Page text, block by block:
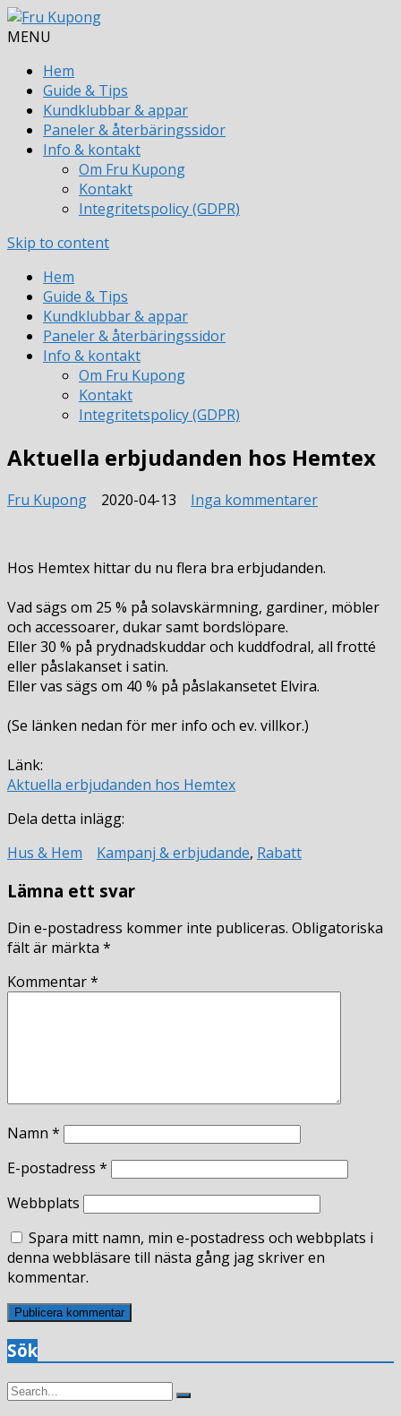
MENU
Hem
Guide & Tips
Kundklubbar & appar
Paneler & återbäringssidor
Info & kontakt
Om Fru Kupong
Kontakt
Integritetspolicy (GDPR)
Skip to content
Hem
Guide & Tips
Kundklubbar & appar
Paneler & återbäringssidor
Info & kontakt
Om Fru Kupong
Kontakt
Integritetspolicy (GDPR)
Aktuella erbjudanden hos Hemtex
Fru Kupong 2020-04-13 Inga kommentarertill
Hemtex
Hos Hemtex hittar du nu flera bra erbjudanden.
Vad sägs om 25 % på solavskärmning, gardiner, möbler
och accessoarer, dukar samt bordslöpare.
Eller 30 % på prydnadskuddar och kuddfodral, all frotté
eller påslakanset i satin.
Eller vas sägs om 40 % på påslakansetet Elvira.
(Se länken nedan för mer info och ev. villkor.)
Länk:
Aktuella erbjudanden hos Hemtex
Dela detta inlägg:
Hus & Hem
Kampanj & erbjudande, Rabatt
Lämna ett svar
Din e-postadress kommer inte publiceras. Obligatoriska
fält är märkta *
Kommentar*
Namn *
E-postadress *
Webbplats
Spara mitt namn, min e-postadress och webbplats i
denna webbläsare till nästa gång jag skriver en
kommentar.
Sök
Search
Search